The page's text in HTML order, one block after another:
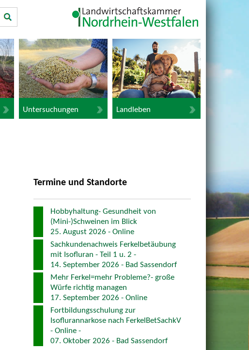
Untersuchungen Landleben
Termine und Standorte
Hobbyhaltung- Gesundheit von
(Mini-)Schweinen im Blick
25. August 2026 - Online
Sachkundenachweis Ferkelbetäubung
mit Isofluran - Teil 1 u. 2 -
14. September 2026 - Bad Sassendorf
Mehr Ferkel=mehr Probleme?- große
Würfe richtig managen
17. September 2026 - Online
Fortbildungsschulung zur
Isoflurannarkose nach FerkelBetSachkV
- Online -
07. Oktober 2026 - Bad Sassendorf